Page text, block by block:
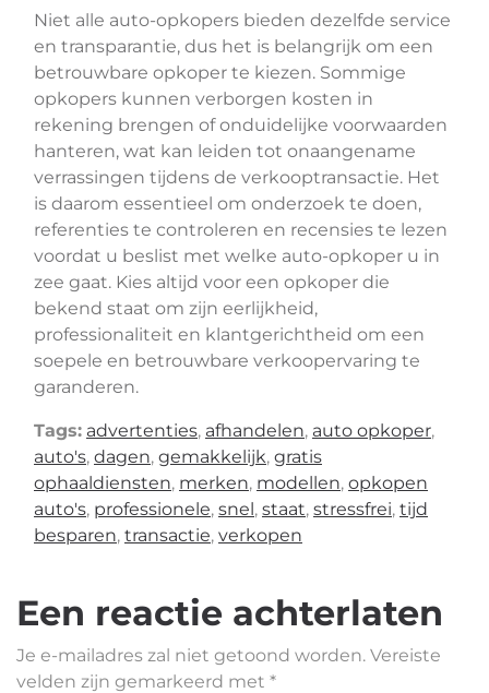
Niet alle auto-opkopers bieden dezelfde service
en transparantie, dus het is belangrijk om een
betrouwbare opkoper te kiezen. Sommige
opkopers kunnen verborgen kosten in
rekening brengen of onduidelijke voorwaarden
hanteren, wat kan leiden tot onaangename
verrassingen tijdens de verkooptransactie. Het
is daarom essentieel om onderzoek te doen,
referenties te controleren en recensies te lezen
voordat u beslist met welke auto-opkoper u in
zee gaat. Kies altijd voor een opkoper die
bekend staat om zijn eerlijkheid,
professionaliteit en klantgerichtheid om een
soepele en betrouwbare verkoopervaring te
garanderen.
Tags: advertenties, afhandelen, auto opkoper,
auto's, dagen, gemakkelijk, gratis
ophaaldiensten, merken, modellen, opkopen
auto's, professionele, snel, staat, stressfrei, tijd
besparen, transactie, verkopen
Een reactie achterlaten
Je e-mailadres zal niet getoond worden. Vereiste
velden zijn gemarkeerd met *